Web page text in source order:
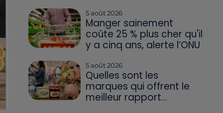
5 août 2026
Manger sainement
coûte 25 % plus cher qu'il
y a cinq ans, alerte l’ONU
5 août 2026
Quelles sont les
marques qui offrent le
meilleur rapport...